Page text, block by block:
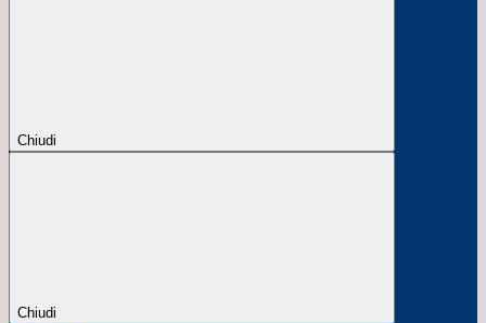
Chiudi
Chiudi